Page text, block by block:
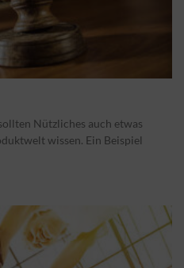
Nützliches auch etwas
wissen. Ein Beispiel